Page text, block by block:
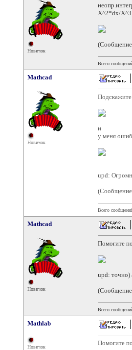
Новичок
X^2*dx/
(Сообщение
Всего
Mathcad
Новичок
и
у меня
upd:
(Сообщение
Всего
Mathcad
Новичок
Помогите
upd: точно)
(Сообщение
Всего
Mathlab
Новичок
Помогите